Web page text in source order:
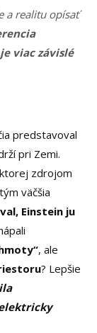
a realitu opísať
viac závislé
predstavoval
pri Zemi.
zdrojom
väčšia
Einstein ju
, ale
? Lepšie